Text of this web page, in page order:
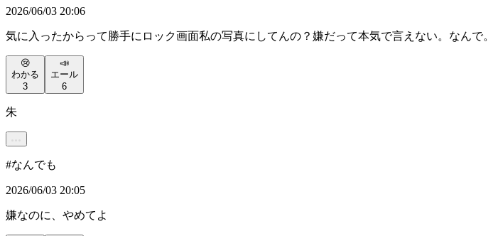
2026/06/03 20:06
気に入ったからって勝手にロック画面私の写真にしてんの？嫌だって本気で言えない。なんで。
😢
わかる
3
📣
エール
6
朱
#なんでも
2026/06/03 20:05
嫌なのに、やめてよ